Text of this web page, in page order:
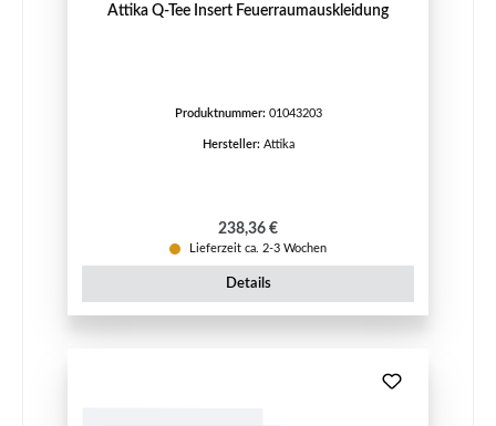
Attika Q-Tee Insert Feuerraumauskleidung
Produktnummer: 01043203
Hersteller: Attika
Regulärer Preis:
238,36 €
Lieferzeit ca. 2-3 Wochen
Details